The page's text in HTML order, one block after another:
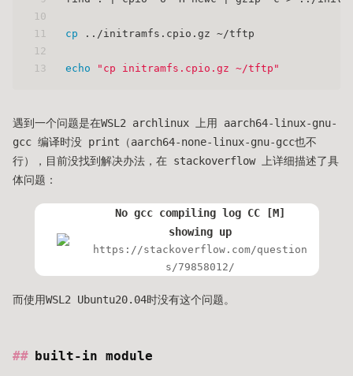
10
11
12
13
cp ../initramfs.cpio.gz ~/tftp
echo "cp initramfs.cpio.gz ~/tftp"
遇到一个问题是在WSL2 archlinux 上用 aarch64-linux-gnu-
gcc 编译时没 print（aarch64-none-linux-gnu-gcc也不
行），目前没找到解决办法，在 stackoverflow 上详细描述了具
体问题：
No gcc compiling log CC [M]
showing up
https://stackoverflow.com/question
s/79858012/
而使用WSL2 Ubuntu20.04时没有这个问题。
built-in module